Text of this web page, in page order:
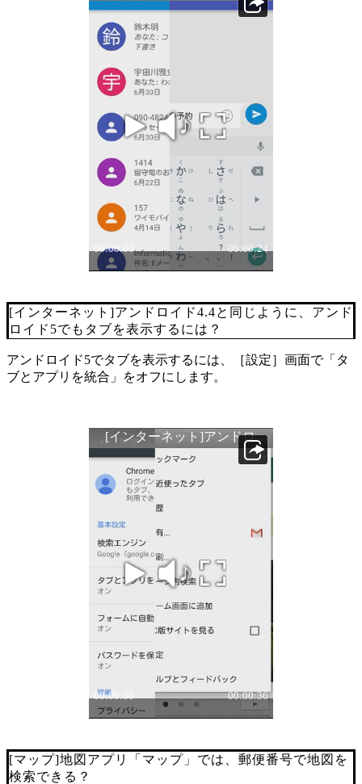
[インターネット]アンドロイド4.4と同じように、アンド
ロイド5でもタブを表示するには？
アンドロイド5でタブを表示するには、［設定］画面で「タ
ブとアプリを統合」をオフにします。
[マップ]地図アプリ「マップ」では、郵便番号で地図を
検索できる？